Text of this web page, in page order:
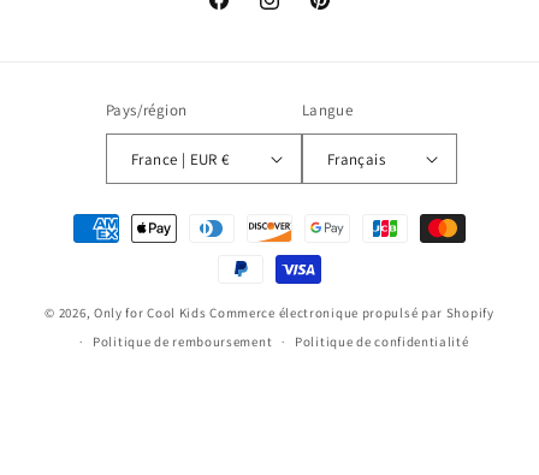
FacebookInstagramPinterest
Pays/région
France | EUR €
Langue
Français
Moyens
© 2026, Only for Cool Kids Commerce électronique propulsé par Shopify
Politique de remboursement
Politique de confidentialité